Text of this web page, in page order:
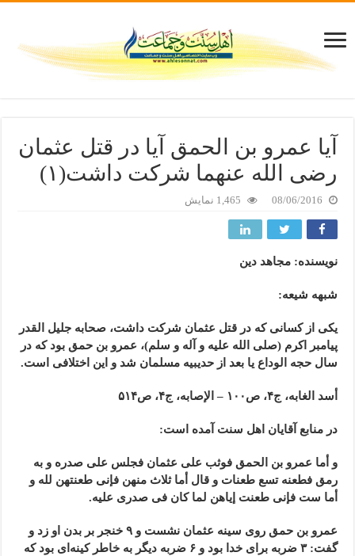
آیا عمرو بن الحمق آیا در قتل عثمان
رضی الله عنهما شرکت داشت(۱)
08/06/2016 1,465 نمایش
نویسنده: مجاهد دین
شبهه شیعه:
یکی از کسانی که در قتل عثمان شرکت داشت، صحابه جلیل القدر
پیامبر اکرم (صلی الله علیه و آله و سلم)، عمرو بن حمق بود که در
سال حجه الوداع یا بعد از حدیبیه مسلمان شد و این اختلافی است.
أسد الغابه، ج۴، ص۱۰۰ – الإصابه، ج۴، ص۵۱۴
در منابع آقایان اهل سنت آمده است:
و أما عمرو بن الحمق فوثب على عثمان فجلس على صدره و به
رمق فطعنه تسع طعنات و قال أما ثلاث منهن فإنی طعنتهن لله و
أما ست فإنی طعنت إیاهن لما کان فی صدری علیه.
عمرو بن حمق روی سینه عثمان نشست و ۹ خنجر بر بدن او زد و
گفت: ۳ ضربه برای خدا بود و ۶ ضربه دیگر به خاطر کینه‌ای بود که